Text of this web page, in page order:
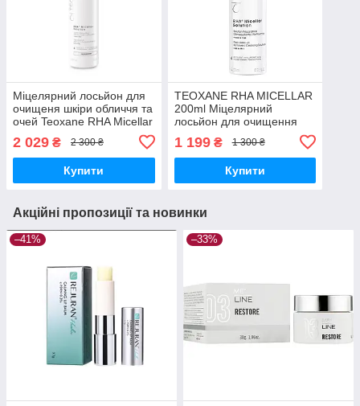
Міцелярний лосьйон для
очищеня шкіри обличчя та
очей Teoxane RHA Micellar
2 029 ₴ 2 300 ₴
Купити
TEOXANE RHA MICELLAR
200ml Міцелярний
лосьйон для очищення
1 199₴ 1 300 ₴
Купити
Акційні пропозиції та новинки
–41% –33%